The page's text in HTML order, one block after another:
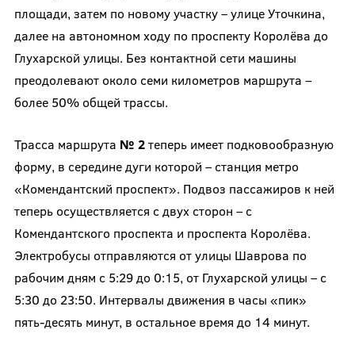
площади, затем по новому участку – улице Уточкина,
далее на автономном ходу по проспекту Королёва до
Глухарской улицы. Без контактной сети машины
преодолевают около семи километров маршрута –
более 50% общей трассы.
Трасса маршрута № 2теперь имеет подковообразную
форму, в середине дуги которой – станция метро
«Комендантский проспект». Подвоз пассажиров к ней
теперь осуществляется с двух сторон – с
Комендантского проспекта и проспекта Королёва.
Электробусы отправляются от улицы Шаврова по
рабочим дням с 5:29 до 0:15, от Глухарской улицы – с
5:30 до 23:50. Интервалы движения в часы «пик»
пять-десять минут, в остальное время до 14 минут.